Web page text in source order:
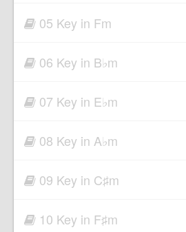
05 Key in Fm
06 Key in B♭m
07 Key in E♭m
08 Key in A♭m
09 Key in C♯m
10 Key in F♯m